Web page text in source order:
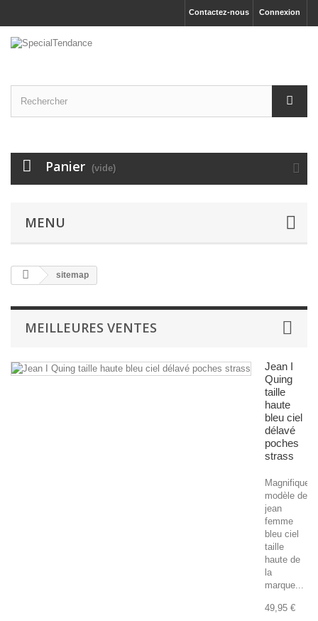
Connexion
Contactez-nous
Panier (vide)
MENU
sitemap
MEILLEURES VENTES
Jean I
Quing
taille
haute
bleu ciel
délavé
poches
strass
Magnifique
modèle de
jean
femme
bleu ciel
taille
haute de
la
marque...
49,95 €